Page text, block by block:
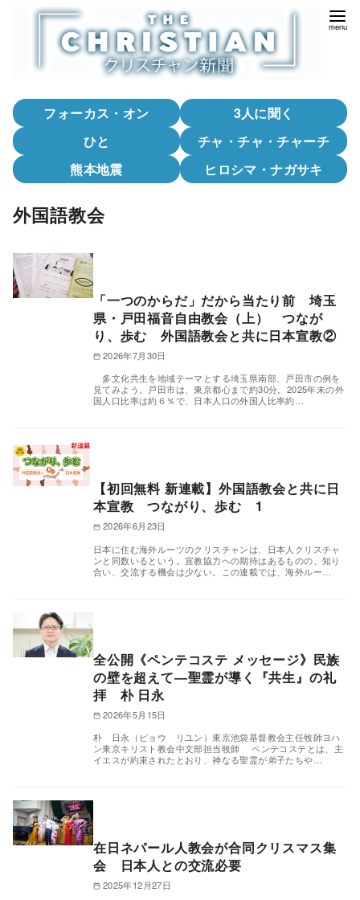
フォーカス・オン
3人に聞く
ひと
チャ・チャ・チャーチ
熊本地震
ヒロシマ・ナガサキ
外国語教会
「一つのからだ」だから当たり前 埼玉
県・戸田福音自由教会（上） つなが
り、歩む 外国語教会と共に日本宣教②
2026年7月30日
多文化共生を地域テーマとする埼玉県南部、戸田市の例を
見てみよう。戸田市は、東京都心まで約30分。2025年末の外
国人口比率は約６％で、日本人口の外国人比率約…
【初回無料 新連載】外国語教会と共に日
本宣教 つながり、歩む 1
2026年6月23日
日本に住む海外ルーツのクリスチャンは、日本人クリスチャ
ンと同数いるという。宣教協力への期待はあるものの、知り
合い、交流する機会は少ない。この連載では、海外ルー…
全公開《ペンテコステ メッセージ》民族
の壁を超えて―聖霊が導く『共生』の礼
拝 朴 日永
2026年5月15日
朴 日永（ピョウ リユン）東京池袋基督教会主任牧師ヨハ
ン東京キリスト教会中文部担当牧師 ペンテコステとは、主
イエスが約束されたとおり、神なる聖霊が弟子たちや…
在日ネパール人教会が合同クリスマス集
会 日本人との交流必要
2025年12月27日